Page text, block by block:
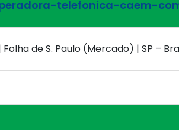
telefonica-caem-
de S. Paulo (Mercado) | SP –